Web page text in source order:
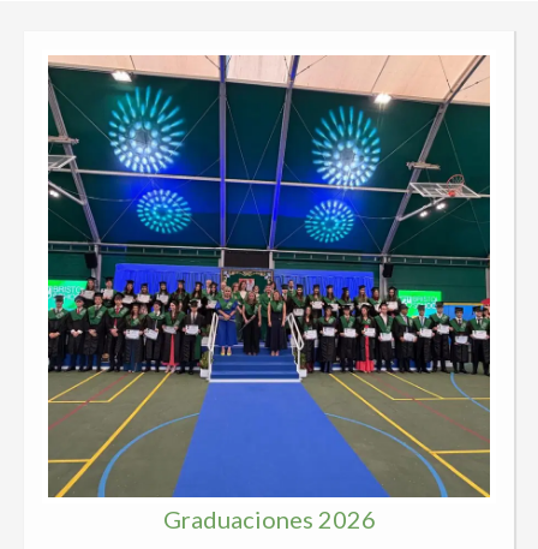
Graduaciones 2026